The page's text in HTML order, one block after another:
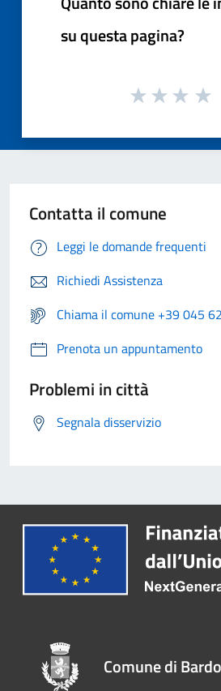
su questa pagina?
Contatta il comune
Leggi le domande frequenti
Richiedi Assistenza
Chiama il comune +39 045
Prenota un appuntamento
Problemi in città
Segnala disservizio
Comune di